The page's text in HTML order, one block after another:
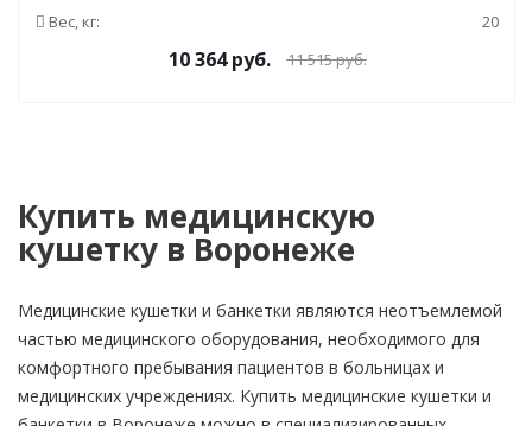
Вес, кг:
20
10 364руб. 11 515руб.
Купить медицинскую
кушетку в Воронеже
Медицинские кушетки и банкетки являются неотъемлемой
частью медицинского оборудования, необходимого для
комфортного пребывания пациентов в больницах и
медицинских учреждениях. Купить медицинские кушетки и